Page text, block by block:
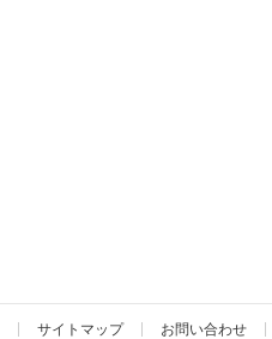
サイトマップ お問い合わせ